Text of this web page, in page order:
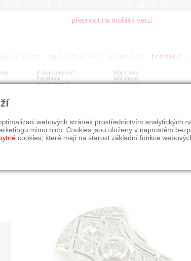
přepnout na mobilní verzi
V čem jsme jiní?
Facebook
Výkup šperků
Můj prodej
Můj nákup
Moje album
Zlatý prsten s brilianty
webových stránek prostřednictvím analytických
mimo nich. Cookies jsou uloženy v naprostém
cookies, které mají na starost základní funkce